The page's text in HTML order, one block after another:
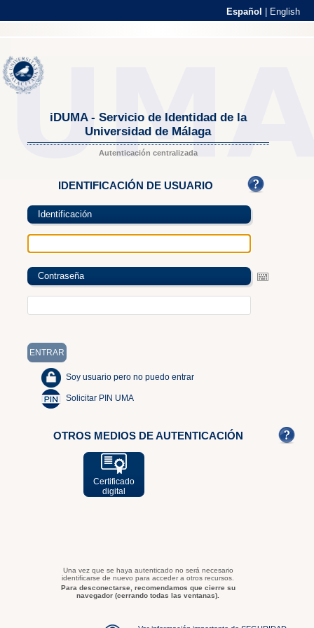
Español English
iDUMA - Servicio de Identidad de la
Universidad de Málaga
Autenticación centralizada
IDENTIFICACIÓN DE USUARIO
Identificación
Contraseña
Soy usuario pero no puedo entrar
Solicitar PIN UMA
OTROS MEDIOS DE AUTENTICACIÓN
Certificado
digital
Una vez que se haya autenticado no será necesario
identificarse de nuevo para acceder a otros recursos.
Para desconectarse, recomendamos que cierre su
navegador (cerrando todas las ventanas).